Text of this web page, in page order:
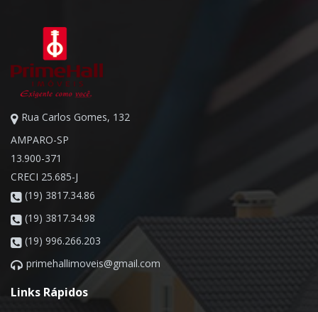
Rua Carlos Gomes, 132
AMPARO-SP
13.900-371
CRECI 25.685-J
(19) 3817.34.86
(19) 3817.34.98
(19) 996.266.203
primehallimoveis@gmail.com
Links Rápidos